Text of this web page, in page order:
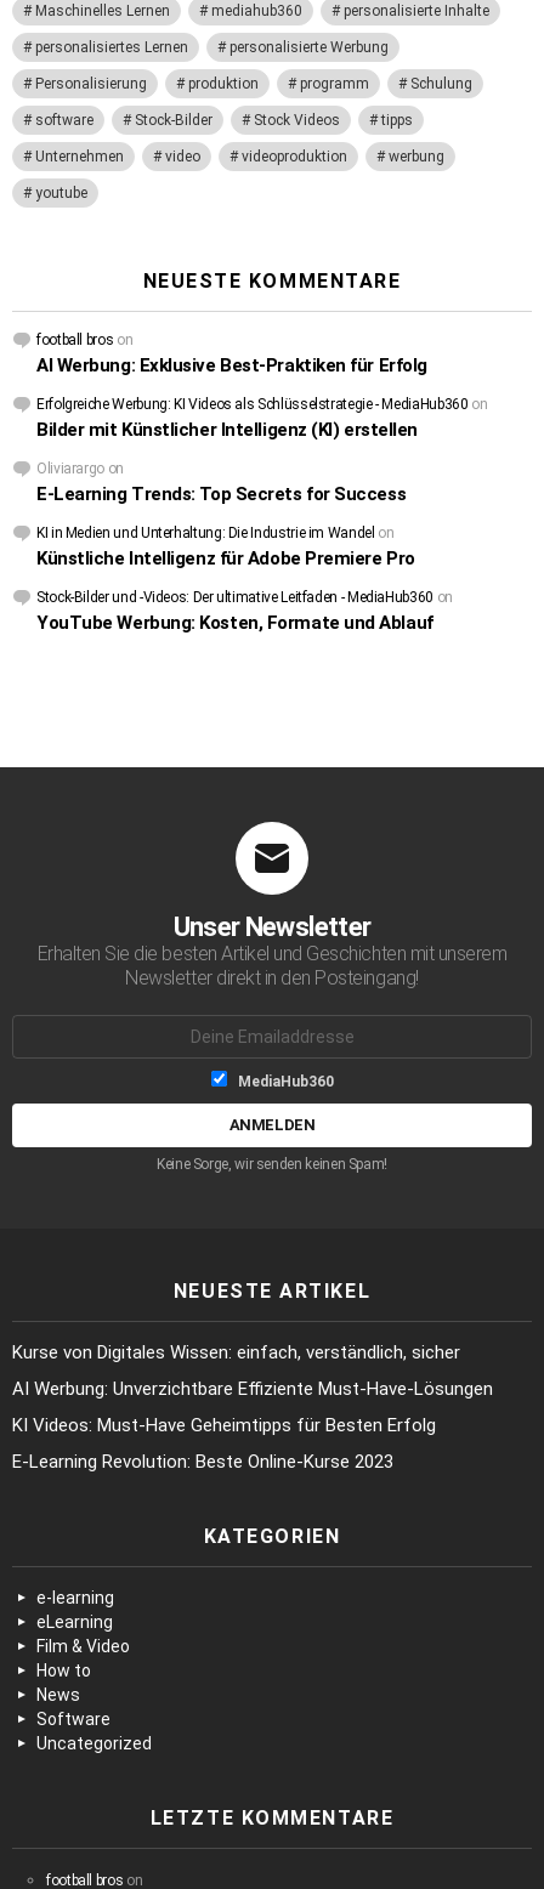
Maschinelles Lernen mediahub360 personalisierte Inhalte
personalisiertes Lernen personalisierte Werbung
Personalisierung produktion programm Schulung
software Stock-Bilder Stock Videos tipps
Unternehmen video videoproduktion werbung
youtube
NEUESTE KOMMENTARE
football bros on
AI Werbung: Exklusive Best-Praktiken für Erfolg
Erfolgreiche Werbung: KI Videos als Schlüsselstrategie - MediaHub360 on
Bilder mit Künstlicher Intelligenz (KI) erstellen
Oliviarargo on
E-Learning Trends: Top Secrets for Success
KI in Medien und Unterhaltung: Die Industrie im Wandel on
Künstliche Intelligenz für Adobe Premiere Pro
Stock-Bilder und -Videos: Der ultimative Leitfaden - MediaHub360 on
YouTube Werbung: Kosten, Formate und Ablauf
Unser Newsletter
Erhalten Sie die besten Artikel und Geschichten mit unserem
Newsletter direkt in den Posteingang!
MediaHub360
Keine Sorge, wir senden keinen Spam!
NEUESTE ARTIKEL
Kurse von Digitales Wissen: einfach, verständlich, sicher
AI Werbung: Unverzichtbare Effiziente Must-Have-Lösungen
KI Videos: Must-Have Geheimtipps für Besten Erfolg
E-Learning Revolution: Beste Online-Kurse 2023
KATEGORIEN
e-learning
eLearning
Film & Video
How to
News
Software
Uncategorized
LETZTE KOMMENTARE
football bros on